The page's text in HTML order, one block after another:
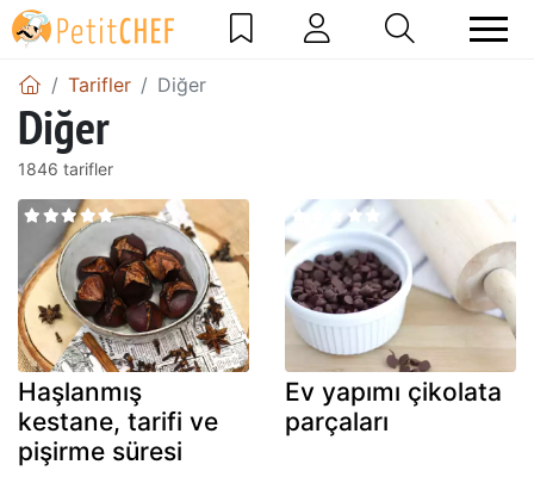
Tarifler Diğer
Diğer
1846 tarifler
Haşlanmış
kestane, tarifi ve
pişirme süresi
Ev yapımı çikolata
parçaları